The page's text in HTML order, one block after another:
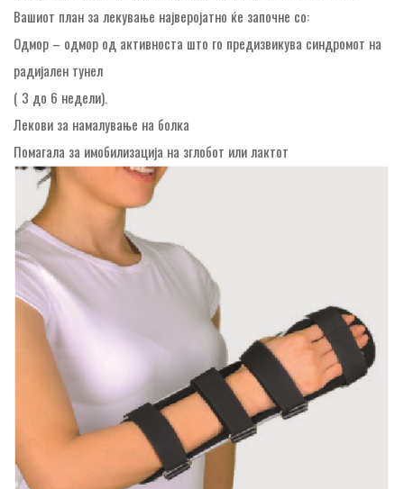
Вашиот план за лекување најверојатно ќе започне со:
Одмор – одмор од активноста што го предизвикува синдромот на
радијален тунел
( 3 до 6 недели).
Лекови за намалување на болка
Помагала за имобилизација на зглобот или лактот